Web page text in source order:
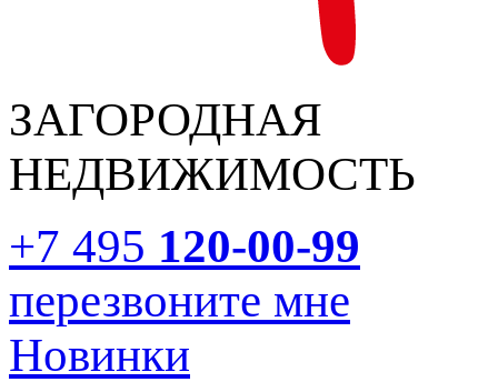
ЗАГОРОДНАЯ
НЕДВИЖИМОСТЬ
+7 495 120-00-99
перезвоните мне
Новинки